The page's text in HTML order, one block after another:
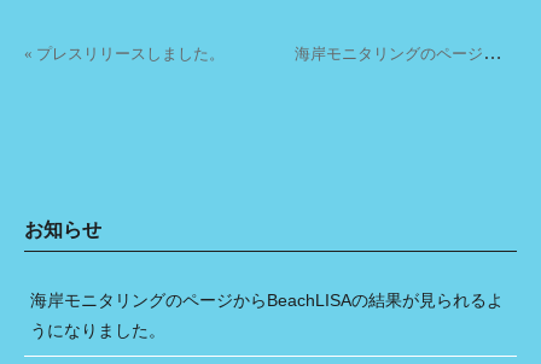
投稿ナビゲーション
« プレスリリースしました。 海
岸モニタリングのページからBeachLISAの結果が見られるようになりました。 »
お知らせ
海岸モニタリングのページからBeachLISAの結果が見られるよ
うになりました。